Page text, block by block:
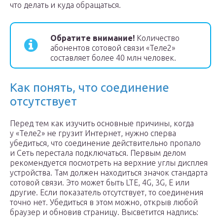
что делать и куда обращаться.
Обратите внимание! Количество
абонентов сотовой связи «Теле2»
составляет более 40 млн человек.
Как понять, что соединение
отсутствует
Перед тем как изучить основные причины, когда
у «Теле2» не грузит Интернет, нужно сперва
убедиться, что соединение действительно пропало
и Сеть перестала подключаться. Первым делом
рекомендуется посмотреть на верхние углы дисплея
устройства. Там должен находиться значок стандарта
сотовой связи. Это может быть LTE, 4G, 3G, E или
другие. Если показатель отсутствует, то соединения
точно нет. Убедиться в этом можно, открыв любой
браузер и обновив страницу. Высветится надпись: